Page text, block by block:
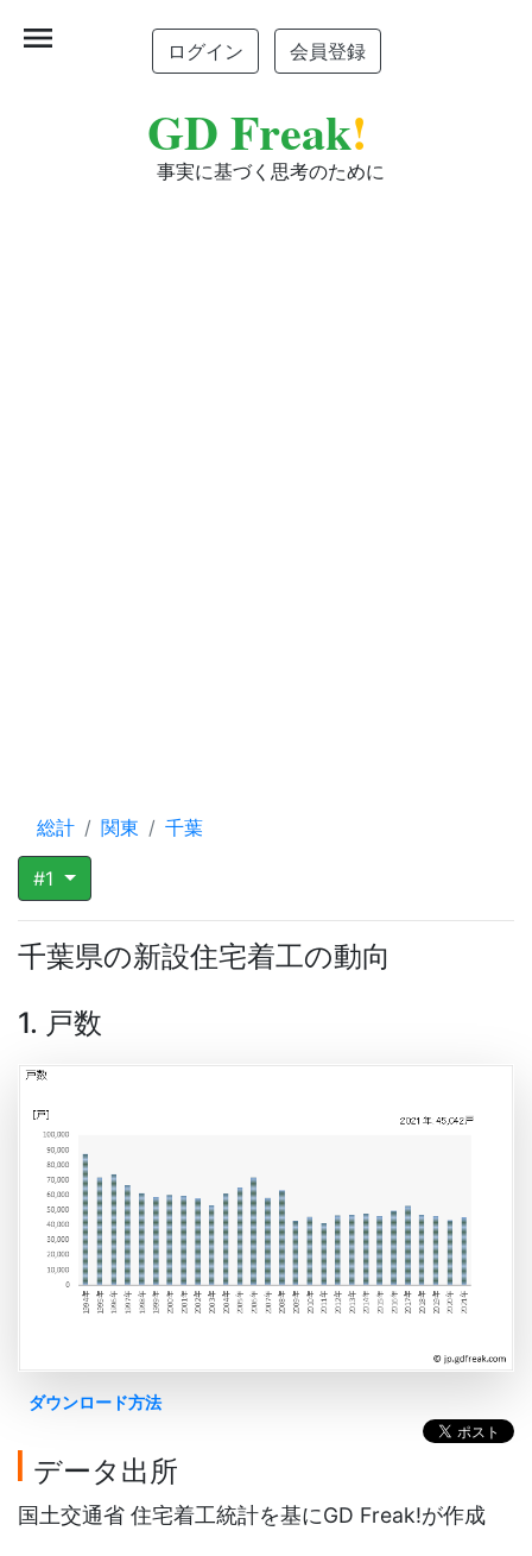
ログイン 会員登録
GD Freak!
事実に基づく思考のために
menu
総計 関東 千葉
#1
千葉県の新設住宅着工の動向
1. 戸数
ダウンロード方法
データ出所
国土交通省 住宅着工統計を基にGD Freak!が作成